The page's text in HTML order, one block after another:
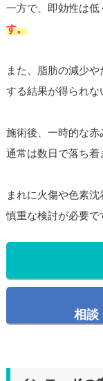
一方で、即効性は低
す。
また、脂肪の減少
する結果が得られな
施術後、一時的な赤
通常は数日で落ち着
まれに火傷や色素
慎重な検討が必要で
相談